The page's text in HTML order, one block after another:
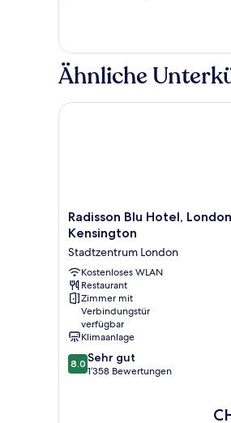
Deluxe
Room
Ähnliche
Radisson
Blu
London
South
Kensington
Stadtzentrum
London
Radisson Blu Hotel,
Kensington
Stadtzentrum London
Kostenloses WLAN
Restaurant
Zimmer mit
Verbindungstür
verfügbar
Klimaanlage
8.0
von
8.0 Sehr gut
1’358 Bewertungen
Der
Radisson Blu Hotel, London